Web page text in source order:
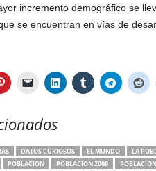
incremento demográfico se
se encuentran en vías de
DATOS CURIOSOS EL MUNDO LA
POBLACION POBLACION 2009